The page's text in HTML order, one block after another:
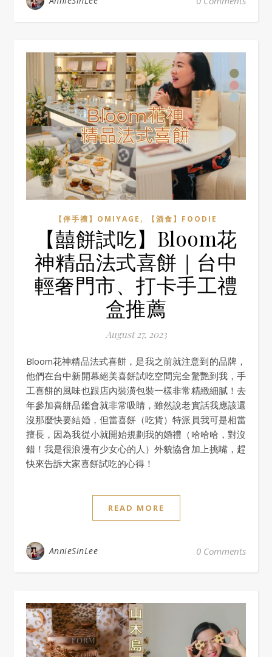
【伴手禮】OMIYAGE , 【酒食】FOODIE
【囍餅試吃】Bloom花
神精品法式喜餅｜台中
輕奢門市、打卡手工禮
盒推薦
August 27, 2023
Bloom花神精品法式喜餅，是我之前就注意到的品牌，
他們在台中新開幕絕美喜餅試吃空間完全驚艷到我，手
工喜餅的風味也跟店內裝潢包裝一樣非常精緻細膩！去
年參加喜餅品鑑會就非常吸睛，雖然說老實話我應該還
沒那麼快要結婚，但當喜餅（吃貨）特派員我可是相當
擅長，因為我從小就開始規劃我的婚禮（哈哈哈，對沒
錯！我是很浪漫有少女心的人）外貌協會加上挑嘴，趕
快來告訴大家喜餅試吃的心得！
READ MORE
AnnieSinLee 0 Comments